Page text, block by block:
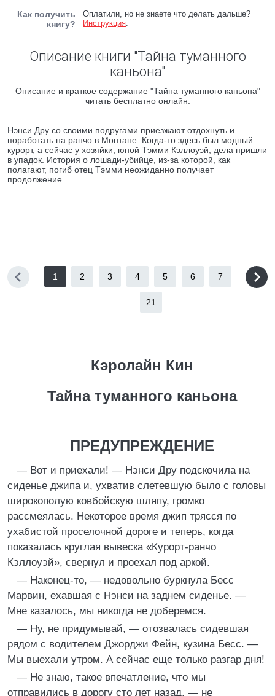
Как получить
книгу?
Оплатили, но не знаете что делать дальше?
Инструкция.
Описание книги "Тайна туманного
каньона"
Описание и краткое содержание "Тайна туманного каньона"
читать бесплатно онлайн.
Нэнси Дру со своими подругами приезжают отдохнуть и
поработать на ранчо в Монтане. Когда-то здесь был модный
курорт, а сейчас у хозяйки, юной Тэмми Кэллоуэй, дела пришли
в упадок. История о лошади-убийце, из-за которой, как
полагают, погиб отец Тэмми неожиданно получает
продолжение.
1 2 3 4 5 6 7
21
Кэролайн Кин
Тайна туманного каньона
ПРЕДУПРЕЖДЕНИЕ
— Вот и приехали! — Нэнси Дру подскочила на
сиденье джипа и, ухватив слетевшую было с головы
широкополую ковбойскую шляпу, громко
рассмеялась. Некоторое время джип трясся по
ухабистой проселочной дороге и теперь, когда
показалась круглая вывеска «Курорт-ранчо
Кэллоуэй», свернул и проехал под аркой.
— Наконец-то, — недовольно буркнула Бесс
Марвин, ехавшая с Нэнси на заднем сиденье. —
Мне казалось, мы никогда не доберемся.
— Ну, не придумывай, — отозвалась сидевшая
рядом с водителем Джорджи Фейн, кузина Бесс. —
Мы выехали утром. А сейчас еще только разгар дня!
— Не знаю, такое впечатление, что мы
отправились в дорогу сто лет назад, — не